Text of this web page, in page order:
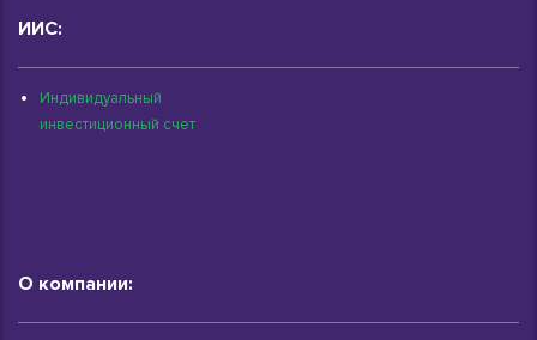
ИИС:
Индивидуальный
инвестиционный счет
О компании: